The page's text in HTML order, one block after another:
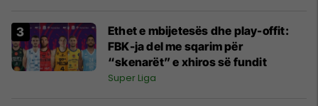
Ethet e mbijetesës dhe play-offit:
FBK-ja del me sqarim për
“skenarët” e xhiros së fundit
Super Liga